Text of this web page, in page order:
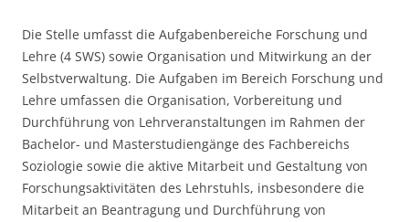
Die Stelle umfasst die Aufgabenbereiche Forschung und
Lehre (4 SWS) sowie Organisation und Mitwirkung an der
Selbstverwaltung. Die Aufgaben im Bereich Forschung und
Lehre umfassen die Organisation, Vorbereitung und
Durchführung von Lehrveranstaltungen im Rahmen der
Bachelor- und Masterstudiengänge des Fachbereichs
Soziologie sowie die aktive Mitarbeit und Gestaltung von
Forschungsaktivitäten des Lehrstuhls, insbesondere die
Mitarbeit an Beantragung und Durchführung von